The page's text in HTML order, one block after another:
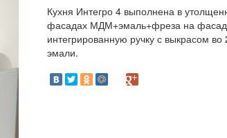
Кухня Интегро 4 выполнена в
фасадах МДМ+эмаль+фреза на
интегрированную ручку с выкрасом во
эмали.